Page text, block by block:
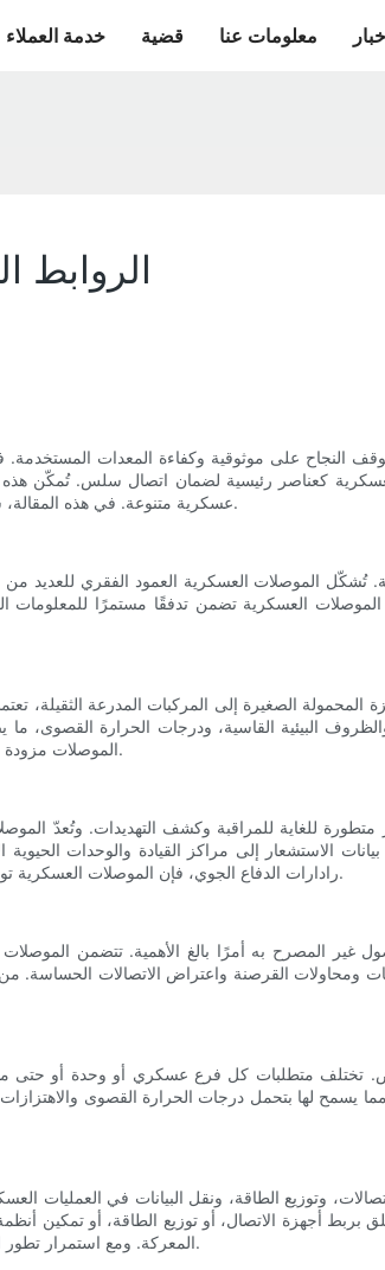
خدمة العملاء قضية معلومات عنا
الروابط
النجاح على موثوقية وكفاءة المعدات
كعناصر رئيسية لضمان اتصال سلس. تُمكّن هذه
عسكرية متنوعة. في هذه المقالة، سنستكشف أهمية الموصلات العسكرية في نجاح المهمة، ونتعمق في أنواعها ووظائفها المختلفة.
تُشكّل الموصلات العسكرية العمود الفقري للعديد
العسكرية تضمن تدفقًا مستمرًا للمعلومات
المحمولة الصغيرة إلى المركبات المدرعة
البيئية القاسية، ودرجات الحرارة
الموصلات مزودة بآليات أمان، مثل أنظمة القفل السريع، لمنع الفصل العرضي والحفاظ على استمرارية العمليات.
للغاية للمراقبة وكشف التهديدات. وتُعدّ
الاستشعار إلى مراكز القيادة والوحدات
رادارات الدفاع الجوي، فإن الموصلات العسكرية توفر الرابط اللازم لنقل البيانات بشكل موثوق، مما يُتيح اتخاذ القرارات الحاسمة أثناء تنفيذ المهام.
غير المصرح به أمرًا بالغ الأهمية. تتضمن
ومحاولات القرصنة واعتراض الاتصالات
تختلف متطلبات كل فرع عسكري أو وحدة أو حتى
يسمح لها بتحمل درجات الحرارة القصوى
وتوزيع الطاقة، ونقل البيانات في العمليات
بربط أجهزة الاتصال، أو توزيع الطاقة، أو تمكين
المعركة. ومع استمرار تطور التكنولوجيا، ستواصل هذه الموصلات تطورها، مما يعزز فعالية المهام وسلامة الأفراد العسكريين.